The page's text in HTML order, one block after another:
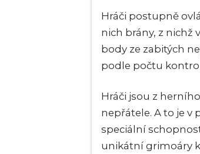
Hráči postupně
nich brány, z nichž
body ze zabitých
podle počtu
Hráči jsou z
nepřátele. A to je v
speciální
unikátní grimoáry